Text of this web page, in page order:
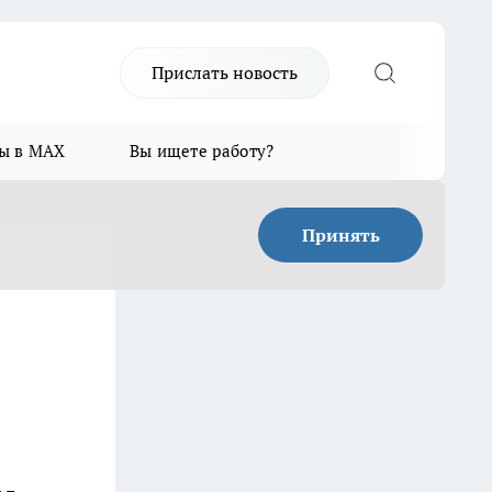
Прислать новость
в MAX Вы ищете работу?
Принять